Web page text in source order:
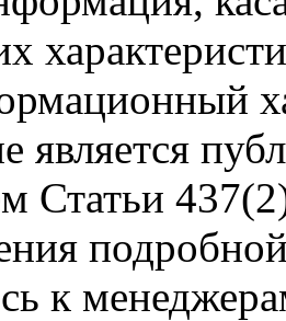
является
Статьи
к